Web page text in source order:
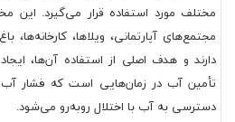
مختلف مورد استفاده قرار می‌گیرد. این
مجتمع‌های آپارتمانی، ویلاها، کارخانه‌ها،
دارند و هدف اصلی از استفاده آن‌ها،
تأمین آب در زمان‌هایی است که فشار
دسترسی به آب با اختلال روبه‌رو می‌شود.